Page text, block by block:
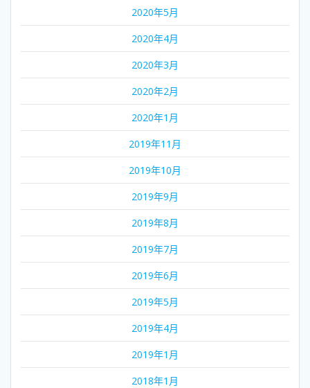
2020年5月
2020年4月
2020年3月
2020年2月
2020年1月
2019年11月
2019年10月
2019年9月
2019年8月
2019年7月
2019年6月
2019年5月
2019年4月
2019年1月
2018年1月